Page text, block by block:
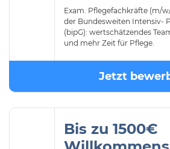
Exam. Pflegefachkräfte (m/
der Bundesweiten Intensiv-
(bipG): wertschätzendes
und mehr Zeit für Pflege.
Jetzt
Bis zu 1500€